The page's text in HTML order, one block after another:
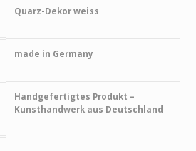
Quarz-Dekor weiss
made in Germany
Handgefertigtes Produkt –
Kunsthandwerk aus Deutschland